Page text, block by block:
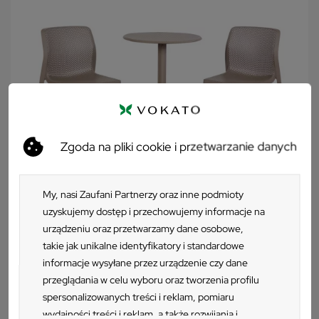
Zgoda na pliki cookie i przetwarzanie danych
My, nasi Zaufani Partnerzy oraz inne podmioty
uzyskujemy dostęp i przechowujemy informacje na
urządzeniu oraz przetwarzamy dane osobowe,
takie jak unikalne identyfikatory i standardowe
informacje wysyłane przez urządzenie czy dane
przeglądania w celu wyboru oraz tworzenia profilu
spersonalizowanych treści i reklam, pomiaru
wydajności treści i reklam, a także rozwijania i
sztaplowania sprawia, że przechowywanie tego modelu staje
się niezwykle łatwe.
Zestaw Stół STEP tortora/brązowy + 2
krzesła BIT tortora/brązowy
2 szt.